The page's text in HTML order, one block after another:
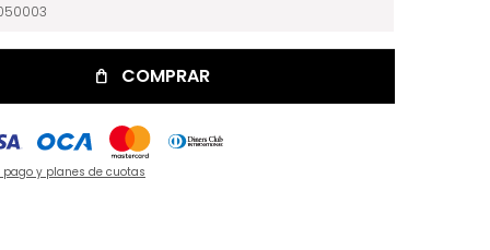
COMPRAR
pago y planes de cuotas